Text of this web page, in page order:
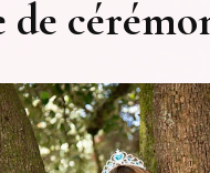
de